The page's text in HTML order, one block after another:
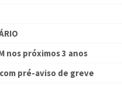
nos próximos 3 anos
pré-aviso de greve